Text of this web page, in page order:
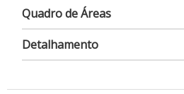
Quadro de Áreas
Detalhamento